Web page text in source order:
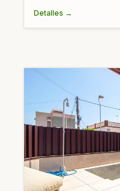
Detalles →